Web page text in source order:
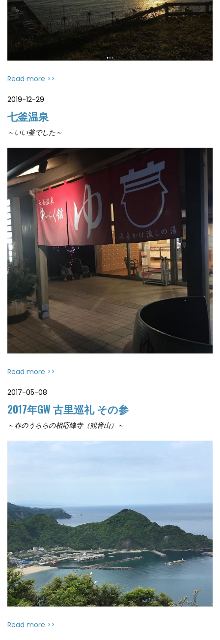
Read more >>
2019-12-29
七釜温泉
～いい釜でした～
Read more >>
2017-05-08
2017年GW 古里巡礼 その参
～春のうららの相応峰寺（観音山）～
Read more >>